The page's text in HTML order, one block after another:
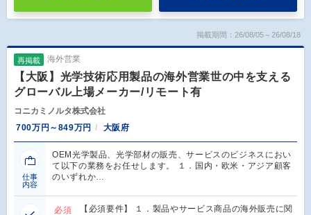
掲載期間：26/08/05～26/08/18
再掲載 海外営業
【大阪】光学技術応用製品の海外営業世の中を支える
グローバル上場メーカー/リモート有
コニカミノルタ株式会社
700万円～849万円
大阪府
仕事
内容
OEM光学製品、光学部材の販売、サービスのビジネスにおい
て以下の業務をお任せします。 １．国内・欧米・アジア顧客
のいずれか…
必須
【必須要件】 １．製品やサービス商品の海外販売に関